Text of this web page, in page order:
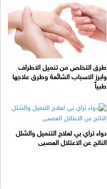
طرق التخلص من تنميل الاطراف
وابرز الاسباب الشائعة وطرق علاجها
طبياً
دواء تراي بي لعلاج التنميل والشلل
الناتج عن الاعتلال العصبى